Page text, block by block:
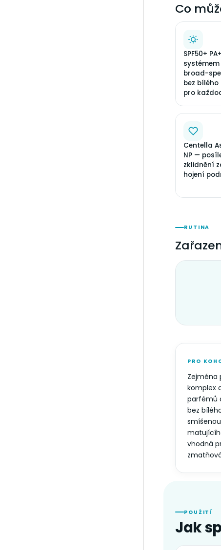
Co
SPF50+
broad-
bez
pro
Centella
NP —
zklidnění
hojení
RUTINA
PRO
Zejména
komplex
parfémů
bez
vhodná
POUŽITÍ
Jak